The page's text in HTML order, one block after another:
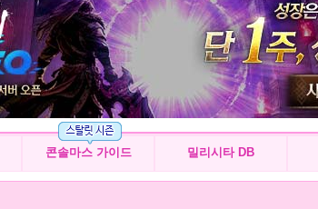
콘솔마스 가이드 밀리시타 DB